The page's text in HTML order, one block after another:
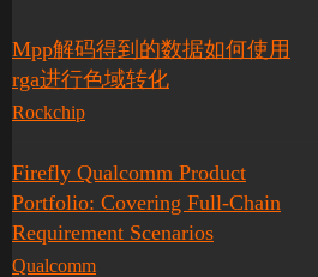
Mpp解码得到的数据如何使用
rga进行色域转化
Rockchip
Firefly Qualcomm Product
Portfolio: Covering Full-Chain
Requirement Scenarios
Qualcomm